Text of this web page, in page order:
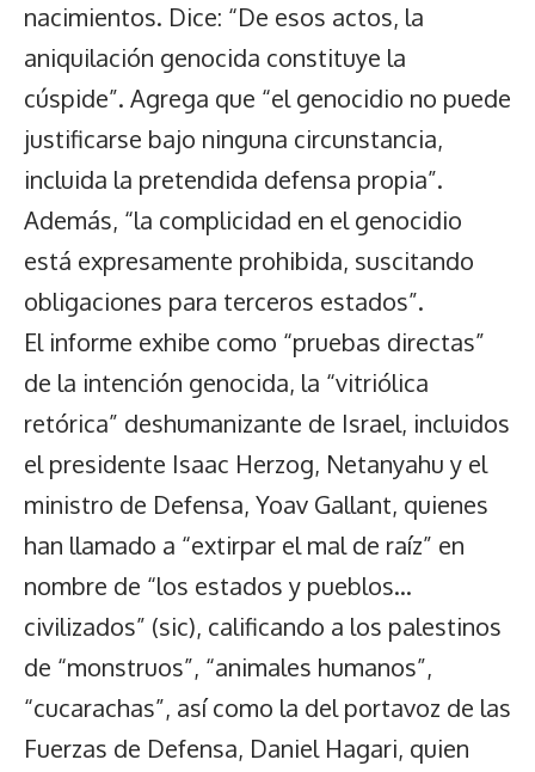
nacimientos. Dice: “De esos actos, la
aniquilación genocida constituye la
cúspide”. Agrega que “el genocidio no puede
justificarse bajo ninguna circunstancia,
incluida la pretendida defensa propia”.
Además, “la complicidad en el genocidio
está expresamente prohibida, suscitando
obligaciones para terceros estados”.
El informe exhibe como “pruebas directas”
de la intención genocida, la “vitriólica
retórica” deshumanizante de Israel, incluidos
el presidente Isaac Herzog, Netanyahu y el
ministro de Defensa, Yoav Gallant, quienes
han llamado a “extirpar el mal de raíz” en
nombre de “los estados y pueblos…
civilizados” (sic), calificando a los palestinos
de “monstruos”, “animales humanos”,
“cucarachas”, así como la del portavoz de las
Fuerzas de Defensa, Daniel Hagari, quien